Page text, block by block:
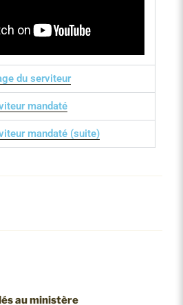
du serviteur
mandaté
mandaté (suite)
au ministère